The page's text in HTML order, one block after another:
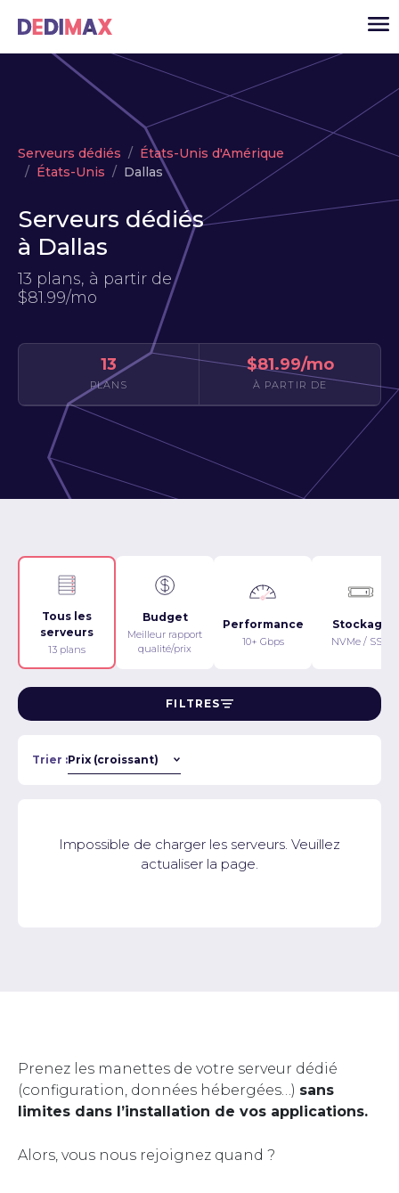
VPS
Serveurs dédiés
MON ESPACE
Serveurs dédiés
États-Unis d'Amérique
États-Unis
Dallas
Serveurs dédiés
à Dallas
13 plans, à partir de
$81.99/mo
13
PLANS
$81.99/mo
À PARTIR DE
Tous les
serveurs
13 plans
Budget
Meilleur rapport
qualité/prix
Performance
10+ Gbps
Stockage
NVMe / SSD
FILTRES
Trier :
Impossible de charger les serveurs. Veuillez
actualiser la page.
Prenez les manettes de votre serveur dédié
(configuration, données hébergées…) sans
limites dans l’installation de vos applications.
Alors, vous nous rejoignez quand ?